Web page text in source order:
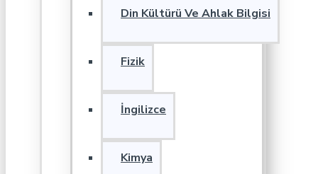
Din Kültürü Ve Ahlak Bilgisi
Fizik
İngilizce
Kimya